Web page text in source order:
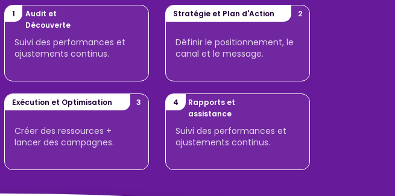
1
Audit et
Découverte
Suivi des performances et
ajustements continus.
Stratégie et Plan d'Action 2
Définir le positionnement, le
canal et le message.
Exécution et Optimisation 3
Créer des ressources +
lancer des campagnes.
4
Rapports et
assistance
Suivi des performances et
ajustements continus.